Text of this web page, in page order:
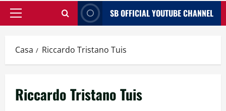
Menù
SB OFFICIAL YOUTUBE CHANNEL
Casa Riccardo Tristano Tuis
Riccardo Tristano Tuis